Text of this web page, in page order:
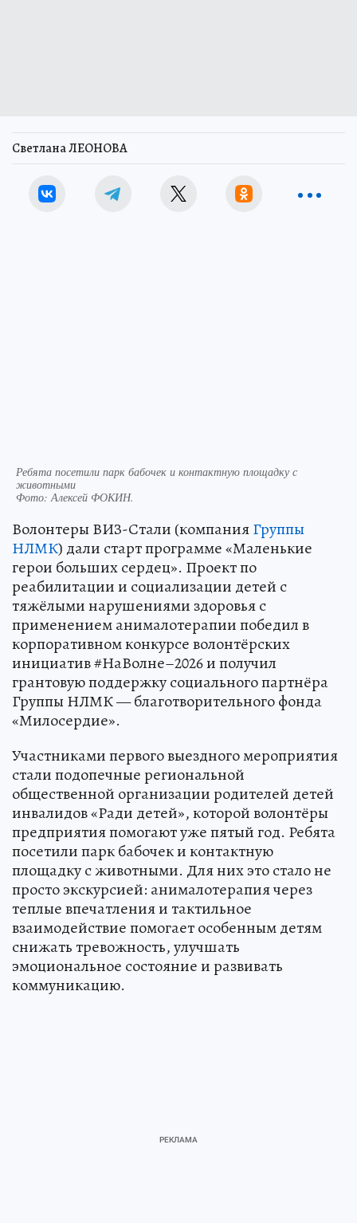
Светлана ЛЕОНОВА
Ребята посетили парк бабочек и контактную площадку с
животными
Фото:Алексей ФОКИН.
Волонтеры ВИЗ-Стали (компанияГруппы
НЛМК) дали старт программе «Маленькие
герои больших сердец». Проект по
реабилитации и социализации детей с
тяжёлыми нарушениями здоровья с
применением анималотерапии победил в
корпоративном конкурсе волонтёрских
инициатив #НаВолне–2026 и получил
грантовую поддержку социального партнёра
Группы НЛМК — благотворительного фонда
«Милосердие».
Участниками первого выездного мероприятия
стали подопечные региональной
общественной организации родителей детей
инвалидов «Ради детей», которой волонтёры
предприятия помогают уже пятый год. Ребята
посетили парк бабочек и контактную
площадку с животными. Для них это стало не
просто экскурсией: анималотерапия через
теплые впечатления и тактильное
взаимодействие помогает особенным детям
снижать тревожность, улучшать
эмоциональное состояние и развивать
коммуникацию.